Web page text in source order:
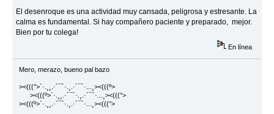
El desenroque es una actividad muy cansada, peligrosa y estresante. La
calma es fundamental. Si hay compañero paciente y preparado, mejor.
Bien por tu colega!
En línea
Mero, merazo, bueno pal bazo
><(((°>`·.¸¸.·´¯`·.¸.·´¯`·...¸><(((º>
><(((º>`·.¸¸.·´¯`·.¸.·´¯`·...¸><(((°>
><(((º>`·.¸¸.·´¯`·.¸.·´¯`·...¸><(((°>